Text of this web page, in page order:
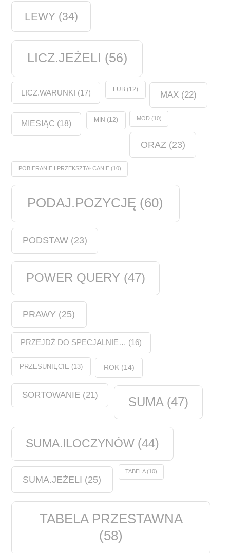
LEWY (34)
LICZ.JEŻELI (56)
LICZ.WARUNKI (17) LUB(12)
MAX(22)
MIESIĄC (18) MIN (12) MOD(10)
ORAZ (23)
POBIERANIE I PRZEKSZTAŁCANIE(10)
PODAJ.POZYCJĘ (60)
PODSTAW(23)
POWER QUERY (47)
PRAWY (25)
PRZEJDŹ DO SPECJALNIE… (16)
PRZESUNIĘCIE (13) ROK(14)
SORTOWANIE(21) SUMA(47)
SUMA.ILOCZYNÓW (44)
SUMA.JEŻELI (25)
TABELA(10)
TABELA PRZESTAWNA
(58)